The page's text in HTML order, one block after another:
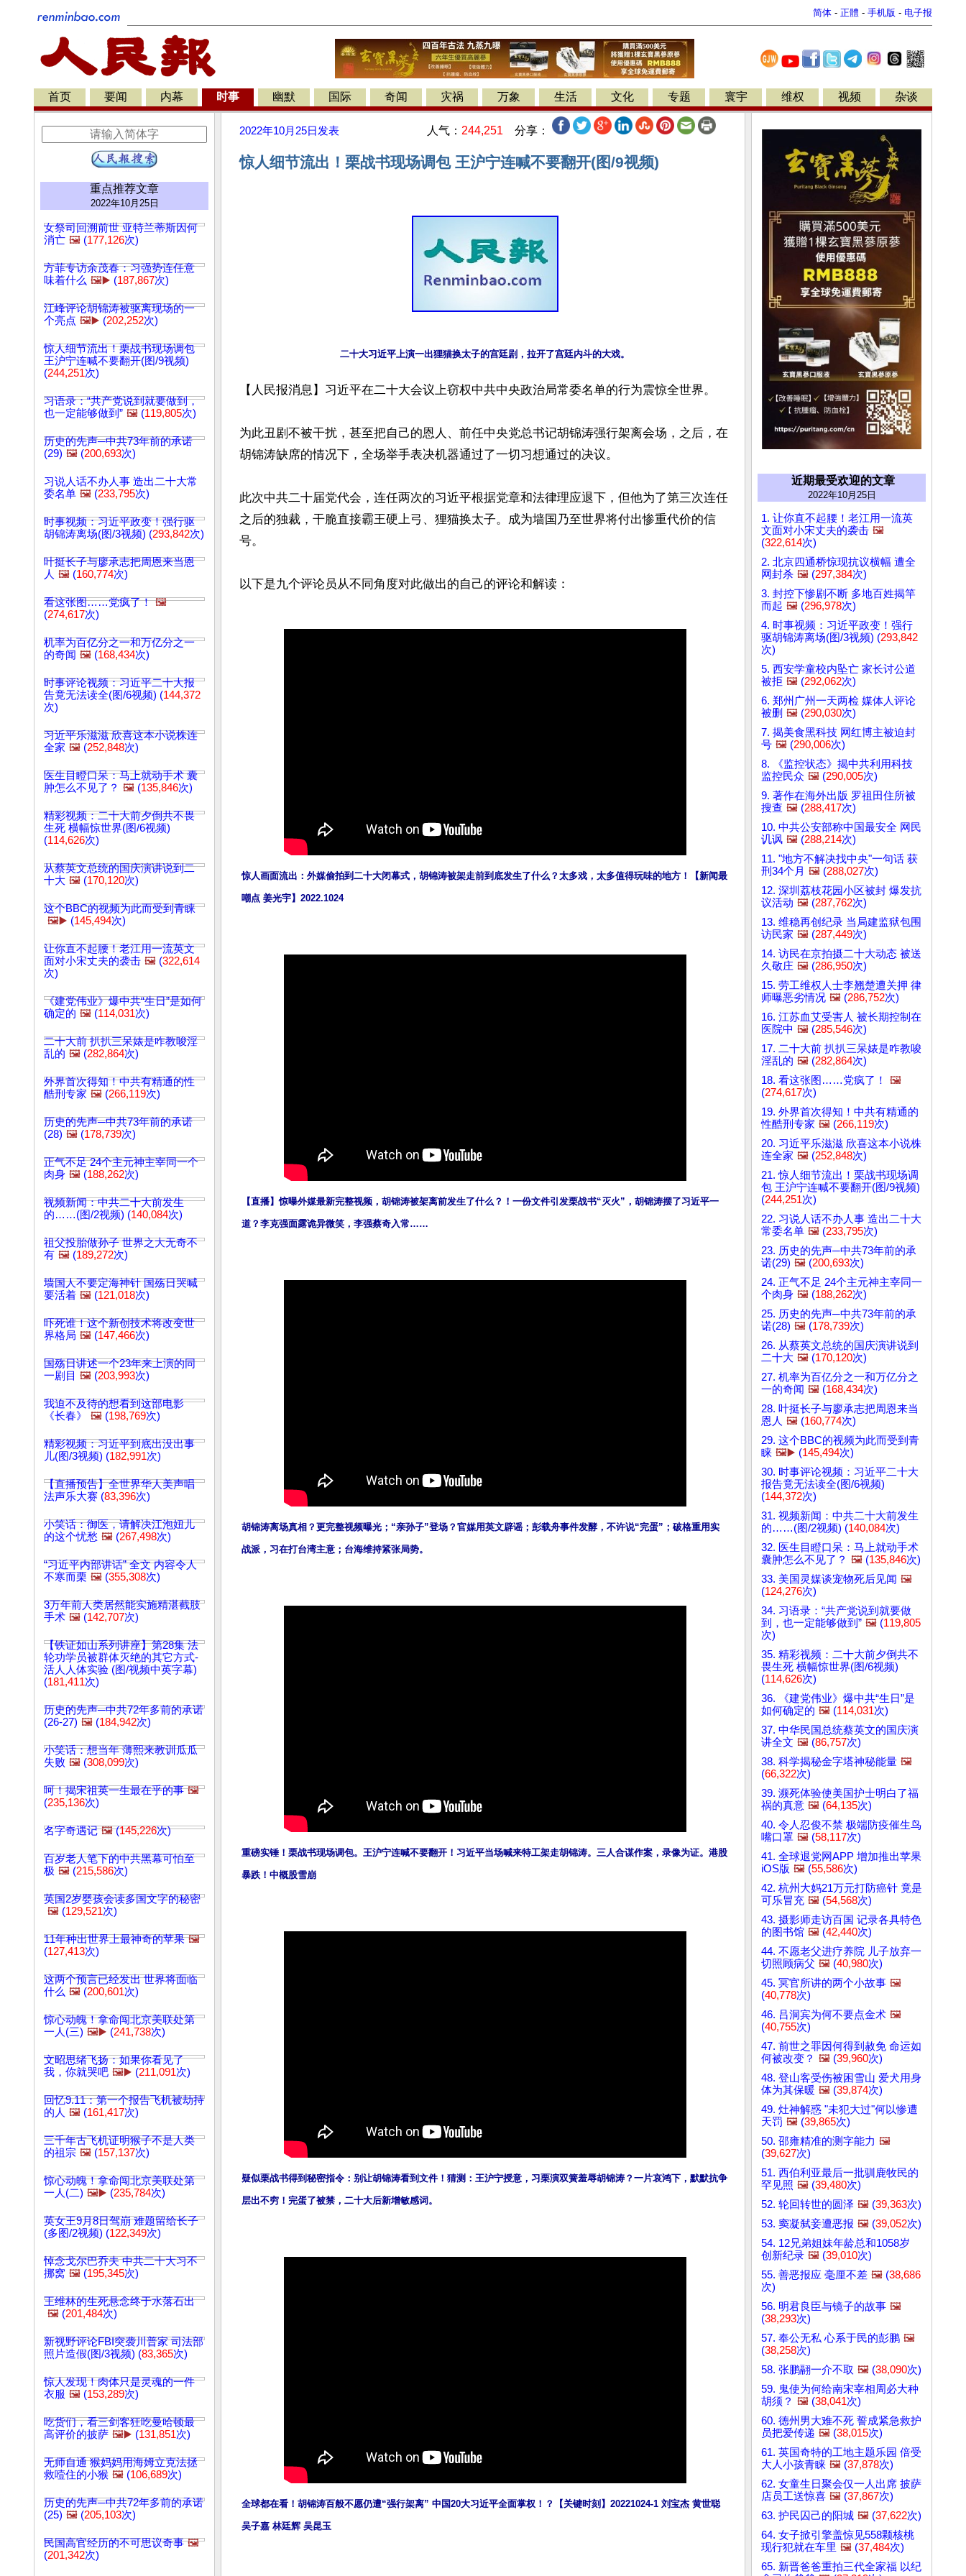
简体 - 正體 - 手机版 - 电子报
首页 要闻 内幕 时事 幽默 国际 奇闻 灾祸 万象 生活 文化 专题 寰宇 维权 视频 杂谈
重点推荐文章
2022年10月25日
女祭司回溯前世 亚特兰蒂斯因何
消亡 🖼️ (177,126次)
方菲专访余茂春：习强势连任意
味着什么 🖼️▶️ (187,867次)
江峰评论胡锦涛被驱离现场的一
个亮点 🖼️▶️ (202,252次)
惊人细节流出！栗战书现场调包
王沪宁连喊不要翻开(图/9视频)
(244,251次)
习语录：“共产党说到就要做到，
也一定能够做到” 🖼️ (119,805次)
历史的先声─中共73年前的承诺
(29) 🖼️ (200,693次)
习说人话不办人事 造出二十大常
委名单 🖼️ (233,795次)
时事视频：习近平政变！强行驱
胡锦涛离场(图/3视频) (293,842次)
叶挺长子与廖承志把周恩来当恩
人 🖼️ (160,774次)
看这张图……党疯了！ 🖼️
(274,617次)
机率为百亿分之一和万亿分之一
的奇闻 🖼️ (168,434次)
时事评论视频：习近平二十大报
告竟无法读全(图/6视频) (144,372
次)
习近平乐滋滋 欣喜这本小说株连
全家 🖼️ (252,848次)
医生目瞪口呆：马上就动手术 囊
肿怎么不见了？ 🖼️ (135,846次)
精彩视频：二十大前夕倒共不畏
生死 横幅惊世界(图/6视频)
(114,626次)
从蔡英文总统的国庆演讲说到二
十大 🖼️ (170,120次)
这个BBC的视频为此而受到青睐
🖼️▶️ (145,494次)
让你直不起腰！老江用一流英文
面对小宋丈夫的袭击 🖼️ (322,614
次)
《建党伟业》爆中共“生日”是如何
确定的 🖼️ (114,031次)
二十大前 扒扒三呆婊是咋教唆淫
乱的 🖼️ (282,864次)
外界首次得知！中共有精通的性
酷刑专家 🖼️ (266,119次)
历史的先声─中共73年前的承诺
(28) 🖼️ (178,739次)
正气不足 24个主元神主宰同一个
肉身 🖼️ (188,262次)
视频新闻：中共二十大前发生
的……(图/2视频) (140,084次)
祖父投胎做孙子 世界之大无奇不
有 🖼️ (189,272次)
墙国人不要定海神针 国殇日哭喊
要活着 🖼️ (121,018次)
吓死谁！这个新创技术将改变世
界格局 🖼️ (147,466次)
国殇日讲述一个23年来上演的同
一剧目 🖼️ (203,993次)
我迫不及待的想看到这部电影
《长春》
🖼️ (198,769次)
精彩视频：习近平到底出没出事
儿(图/3视频) (182,991次)
【直播预告】全世界华人美声唱
法声乐大赛 (83,396次)
小笑话：御医，请解决江泡妞儿
的这个忧愁 🖼️ (267,498次)
“习近平内部讲话” 全文 内容令人
不寒而栗 🖼️ (355,308次)
3万年前人类居然能实施精湛截肢
手术 🖼️ (142,707次)
【铁证如山系列讲座】第28集 法
轮功学员被群体灭绝的其它方式-
活人人体实验 (图/视频中英字幕)
(181,411次)
历史的先声─中共72年多前的承诺
(26-27) 🖼️ (184,942次)
小笑话：想当年 薄熙来教训瓜瓜
失败 🖼️ (308,099次)
呵！揭宋祖英一生最在乎的事 🖼️
(235,136次)
名字奇遇记 🖼️(145,226次)
百岁老人笔下的中共黑幕可怕至
极 🖼️ (215,586次)
英国2岁婴孩会读多国文字的秘密
🖼️ (129,521次)
11年种出世界上最神奇的苹果 🖼️
(127,413次)
这两个预言已经发出 世界将面临
什么 🖼️ (200,601次)
惊心动魄！拿命闯北京美联处第
一人(三) 🖼️▶️ (241,738次)
文昭思绪飞扬：如果你看见了
我，你就哭吧 🖼️▶️ (211,091次)
回忆9.11：第一个报告飞机被劫持
的人 🖼️ (161,417次)
三千年古飞机证明猴子不是人类
的祖宗 🖼️ (157,137次)
惊心动魄！拿命闯北京美联处第
一人(二) 🖼️▶️ (235,784次)
英女王9月8日驾崩 难题留给长子
(多图/2视频) (122,349次)
悼念戈尔巴乔夫 中共二十大习不
挪窝 🖼️ (195,345次)
王维林的生死悬念终于水落石出
🖼️ (201,484次)
新视野评论FBI突袭川普家 司法部
照片造假(图/3视频) (83,365次)
惊人发现！肉体只是灵魂的一件
衣服 🖼️ (153,289次)
吃货们，看三剑客狂吃曼哈顿最
高评价的披萨 🖼️▶️ (131,851次)
无师自通 猴妈妈用海姆立克法拯
救噎住的小猴 🖼️ (106,689次)
历史的先声─中共72年多前的承诺
(25) 🖼️ (205,103次)
民国高官经历的不可思议奇事 🖼️
(201,342次)
2022年10月25日 发表 人气： 244,251 分享：
惊人细节流出！栗战书现场调包 王沪宁连喊不要翻开(图/9视频)
二十大习近平上演一出狸猫换太子的宫廷剧，拉开了宫廷内斗的大戏。
【人民报消息】习近平在二十大会议上窃权中共中央政治局常委名单的行为震惊全世界。
为此丑剧不被干扰，甚至把自己的恩人、前任中央党总书记胡锦涛强行架离会场，之后，在
胡锦涛缺席的情况下，全场举手表决机器通过了一切习想通过的决议。
此次中共二十届党代会，连任两次的习近平根据党章和法律理应退下，但他为了第三次连任
之后的独裁，干脆直接霸王硬上弓、狸猫换太子。成为墙国乃至世界将付出惨重代价的信
号。
惊人画面流出：外媒偷拍到二十大闭幕式，胡锦涛被架走前到底发生了什么？太多戏，太多值得玩味的地方！【新闻最
嘲点 姜光宇】2022.1024
【直播】惊曝外媒最新完整视频，胡锦涛被架离前发生了什么？！一份文件引发栗战书“灭火”，胡锦涛摆了习近平一
道？李克强面露诡异微笑，李强蔡奇入常……
胡锦涛离场真相？更完整视频曝光；“亲孙子”登场？官媒用英文辟谣；彭载舟事件发酵，不许说“完蛋”；破格重用实
战派，习在打台湾主意；台海维持紧张局势。
重磅实锤！栗战书现场调包。王沪宁连喊不要翻开！习近平当场喊来特工架走胡锦涛。三人合谋作案，录像为证。港股
暴跌！中概股雪崩
疑似栗战书得到秘密指令：别让胡锦涛看到文件！猜测：王沪宁授意，习栗演双簧羞辱胡锦涛？一片哀鸿下，默默抗争
层出不穷！完蛋了被禁，二十大后新增敏感词。
全球都在看！胡锦涛百般不愿仍遭“强行架离” 中国20大习近平全面掌权！？【关键时刻】20221024-1 刘宝杰 黄世聪
吴子嘉 林廷辉 吴昆玉
近期最受欢迎的文章
2022年10月25日
1. 让你直不起腰！老江用一流英
文面对小宋丈夫的袭击 🖼️
(322,614次)
2. 北京四通桥惊现抗议横幅 遭全
网封杀 🖼️ (297,384次)
3. 封控下惨剧不断 多地百姓揭竿
而起 🖼️ (296,978次)
4. 时事视频：习近平政变！强行
驱胡锦涛离场(图/3视频) (293,842
次)
5. 西安学童校内坠亡 家长讨公道
被拒 🖼️ (292,062次)
6. 郑州广州一天两检 媒体人评论
被删 🖼️ (290,030次)
7. 揭美食黑科技 网红博主被迫封
号 🖼️ (290,006次)
8. 《监控状态》揭中共利用科技
监控民众 🖼️ (290,005次)
9. 著作在海外出版 罗祖田住所被
搜查 🖼️ (288,417次)
10. 中共公安部称中国最安全 网民
讥讽 🖼️ (288,214次)
11. "地方不解决找中央"一句话 获
刑34个月 🖼️ (288,027次)
12. 深圳荔枝花园小区被封 爆发抗
议活动 🖼️ (287,762次)
13. 维稳再创纪录 当局建监狱包围
访民家 🖼️ (287,449次)
14. 访民在京拍摄二十大动态 被送
久敬庄 🖼️ (286,950次)
15. 劳工维权人士李翘楚遭关押 律
师曝恶劣情况 🖼️ (286,752次)
16. 江苏血艾受害人 被长期控制在
医院中 🖼️ (285,546次)
17. 二十大前 扒扒三呆婊是咋教唆
淫乱的 🖼️ (282,864次)
18. 看这张图……党疯了！
🖼️
(274,617次)
19. 外界首次得知！中共有精通的
性酷刑专家 🖼️ (266,119次)
20. 习近平乐滋滋 欣喜这本小说株
连全家 🖼️ (252,848次)
21. 惊人细节流出！栗战书现场调
包 王沪宁连喊不要翻开(图/9视频)
(244,251次)
22. 习说人话不办人事 造出二十大
常委名单 🖼️ (233,795次)
23. 历史的先声─中共73年前的承
诺(29) 🖼️ (200,693次)
24. 正气不足 24个主元神主宰同一
个肉身 🖼️ (188,262次)
25. 历史的先声─中共73年前的承
诺(28) 🖼️ (178,739次)
26. 从蔡英文总统的国庆演讲说到
二十大 🖼️ (170,120次)
27. 机率为百亿分之一和万亿分之
一的奇闻 🖼️ (168,434次)
28. 叶挺长子与廖承志把周恩来当
恩人 🖼️ (160,774次)
29. 这个BBC的视频为此而受到青
睐 🖼️▶️ (145,494次)
30. 时事评论视频：习近平二十大
报告竟无法读全(图/6视频)
(144,372次)
31. 视频新闻：中共二十大前发生
的……(图/2视频) (140,084次)
32. 医生目瞪口呆：马上就动手术
囊肿怎么不见了？ 🖼️ (135,846次)
33. 美国灵媒谈宠物死后见闻 🖼️
(124,276次)
34. 习语录：“共产党说到就要做
到，也一定能够做到” 🖼️ (119,805
次)
35. 精彩视频：二十大前夕倒共不
畏生死 横幅惊世界(图/6视频)
(114,626次)
36. 《建党伟业》爆中共“生日”是
如何确定的 🖼️ (114,031次)
37. 中华民国总统蔡英文的国庆演
讲全文 🖼️ (86,757次)
38. 科学揭秘金字塔神秘能量 🖼️
(66,322次)
39. 濒死体验使美国护士明白了福
祸的真意 🖼️ (64,135次)
40. 令人忍俊不禁 极端防疫催生鸟
嘴口罩 🖼️ (58,117次)
41. 全球退党网APP 增加推出苹果
iOS版 🖼️ (55,586次)
42. 杭州大妈21万元打防癌针 竟是
可乐冒充 🖼️ (54,568次)
43. 摄影师走访百国 记录各具特色
的图书馆 🖼️ (42,440次)
44. 不愿老父进疗养院 儿子放弃一
切照顾病父 🖼️ (40,980次)
45. 冥官所讲的两个小故事 🖼️
(40,778次)
46. 吕洞宾为何不要点金术 🖼️
(40,755次)
47. 前世之罪因何得到赦免 命运如
何被改变？ 🖼️ (39,960次)
48. 登山客受伤被困雪山 爱犬用身
体为其保暖 🖼️ (39,874次)
49. 灶神解惑 "未犯大过"何以惨遭
天罚 🖼️ (39,865次)
50. 邵雍精准的测字能力 🖼️
(39,627次)
51. 西伯利亚最后一批驯鹿牧民的
罕见照 🖼️ (39,480次)
52. 轮回转世的圆泽 🖼️ (39,363次)
53. 窦凝弑妾遭恶报 🖼️ (39,052次)
54. 12兄弟姐妹年龄总和1058岁
创新纪录 🖼️ (39,010次)
55. 善恶报应 毫厘不差 🖼️ (38,686
次)
56. 明君良臣与镜子的故事 🖼️
(38,293次)
57. 奉公无私 心系于民的彭鹏 🖼️
(38,258次)
58. 张鹏翮一介不取 🖼️ (38,090次)
59. 鬼使为何给南宋宰相周必大种
胡须？ 🖼️ (38,041次)
60. 德州男大难不死 誓成紧急救护
员把爱传递 🖼️ (38,015次)
61. 英国奇特的工地主题乐园 倍受
大人小孩青睐 🖼️ (37,878次)
62. 女童生日聚会仅一人出席 披萨
店员工送惊喜 🖼️ (37,867次)
63. 护民囚己的阳城 🖼️ (37,622次)
64. 女子掀引擎盖惊见558颗核桃
现行犯就在车里 🖼️ (37,484次)
65. 新晋爸爸重拍三代全家福 以纪